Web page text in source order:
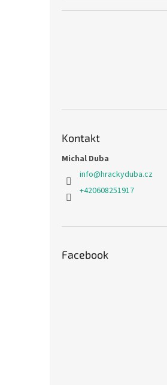
Kontakt
Michal Duba
info@hrackyduba.cz
+420608251917
Facebook